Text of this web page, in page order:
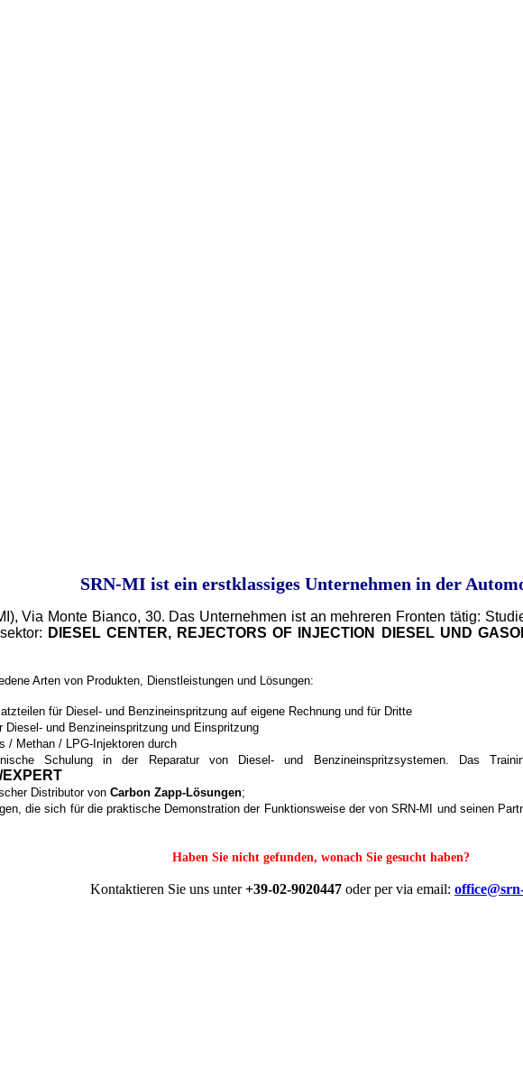
SRN-MI ist ein erstklassiges Unternehmen in der A
Via Monte Bianco, 30. Das Unternehmen ist an mehreren Fronten tätig:
DIESEL CENTER, REJECTORS OF INJECTION DIESEL UND
Arten von Produkten, Dienstleistungen und Lösungen:
für Diesel- und Benzineinspritzung auf eigene Rechnung und für Dritte
und Benzineinspritzung und Einspritzung
/ Methan / LPG-Injektoren durch
Schulung in der Reparatur von Diesel- und Benzineinspritzsystemen. Das
EXPERT
Distributor von Carbon Zapp-Lösungen;
die sich für die praktische Demonstration der Funktionsweise der von SRN-MI und seinen
Haben Sie nicht gefunden, wonach Sie gesucht haben?
Kontaktieren Sie uns unter +39-02-9020447 oder per via email: